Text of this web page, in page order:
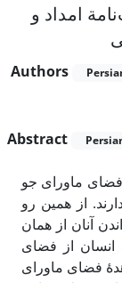
امداد و
Authors
Abstract
ماورای جو
از همین رو
آنان از همان
انسان از فضای
فضای ماورای